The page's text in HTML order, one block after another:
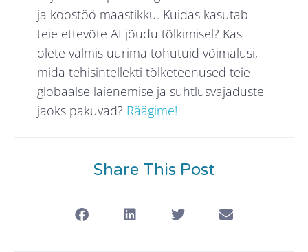
ja koostöö maastikku. Kuidas kasutab
teie ettevõte AI jõudu tõlkimisel? Kas
olete valmis uurima tohutuid võimalusi,
mida tehisintellekti tõlketeenused teie
globaalse laienemise ja suhtlusvajaduste
jaoks pakuvad? Räägime!
Share This Post